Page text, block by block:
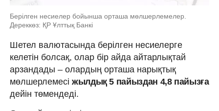
Берілген несиелер бойынша орташа мөлшерлемелер.
Дереккөз: ҚР Ұлттық Банкі
Шетел валютасында берілген несиелерге
келетін болсақ, олар бір айда айтарлықтай
арзандады – олардың орташа нарықтық
мөлшерлемесі жылдық 5 пайыздан 4,8 пайызға
дейін төмендеді.